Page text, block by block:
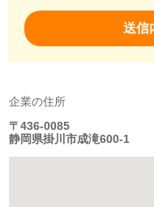
企業の住所
〒436-0085
静岡県掛川市成滝600-1